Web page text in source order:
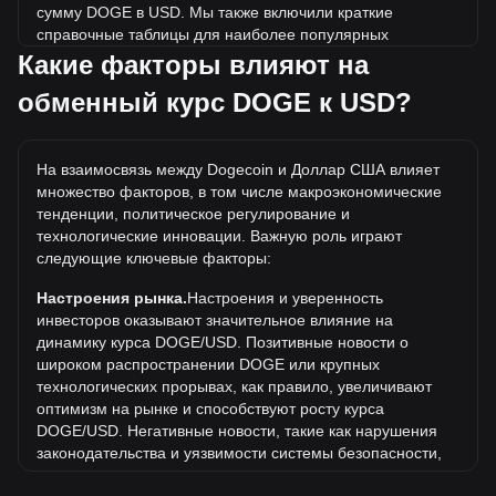
сумму DOGE в USD. Мы также включили краткие
справочные таблицы для наиболее популярных
конвертаций. Например, 5 USD эквивалентны 71.47
DOGE, а 5 DOGE будут стоить около 0.3498USD.
Какова самая высокая цена DOGE/USD в
Самая высокая цена 1 DOGE в USD за все время
составляет $0.7376. Еще неизвестно, превысит ли
стоимость 1 DOGE в USD текущий исторический
максимум.
За последние 7 дней обменный курс Dogecoin (DOGE)
снизился на 0.13%. За последний месяц обменный курс
Dogecoin (DOGE) снизился на 2.99% по отношению к
следующей валюте: Доллар США (USD).
Какие факторы влияют на
обменный курс DOGE к USD?
На взаимосвязь между Dogecoin и Доллар США влияет
множество факторов, в том числе макроэкономические
тенденции, политическое регулирование и
технологические инновации. Важную роль играют
следующие ключевые факторы:
Настроения рынка.Настроения и уверенность
инвесторов оказывают значительное влияние на
динамику курса DOGE/USD. Позитивные новости о
широком распространении DOGE или крупных
технологических прорывах, как правило, увеличивают
оптимизм на рынке и способствуют росту курса
DOGE/USD. Негативные новости, такие как нарушения
законодательства и уязвимости системы безопасности,